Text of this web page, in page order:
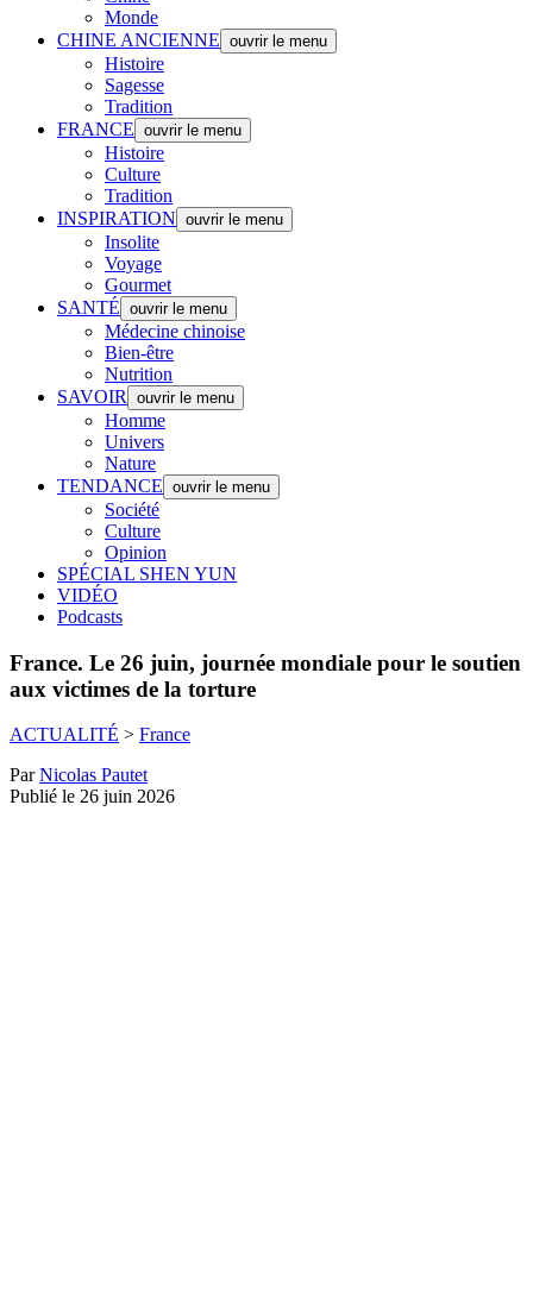
Monde
CHINE ANCIENNE ouvrir le menu
Histoire
Sagesse
Tradition
FRANCE ouvrir le menu
Histoire
Culture
Tradition
INSPIRATION ouvrir le menu
Insolite
Voyage
Gourmet
SANTÉ ouvrir le menu
Médecine chinoise
Bien-être
Nutrition
SAVOIR
ouvrir le menu
Homme
Univers
Nature
TENDANCE ouvrir le menu
Société
Culture
Opinion
SPÉCIAL SHEN YUN
VIDÉO
Podcasts
France. Le 26 juin, journée mondiale pour le soutien
aux victimes de la torture
ACTUALITÉ > France
ParNicolas Pautet
Publié le 26 juin 2026